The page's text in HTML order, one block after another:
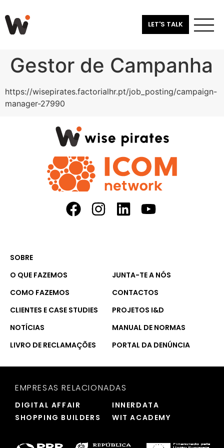
LET'S TALK
Gestor de Campanha
https://wisepirates.factorialhr.pt/job_posting/campaign-
manager-27990
SOBRE
O QUE FAZEMOS
JUNTA-TE A NÓS
COMO FAZEMOS
CONTACTOS
CLIENTES E CASE STUDIES
PROJETOS I&D
NOTÍCIAS
MANUAL DE NORMAS
LIVRO DE RECLAMAÇÕES
PORTAL DA DENÚNCIA
EMPRESAS RELACIONADAS
DIGITAL AFFAIR
INNERDATA
SHOPPING BUILDERS
WIT ACADEMY